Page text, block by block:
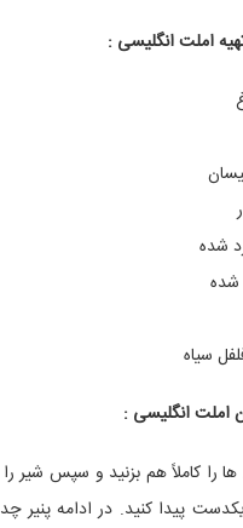
املت انگلیسی :
شده
شده
سیاه
املت انگلیسی :
را کاملاً هم بزنید و سپس شیر
یکدست پیدا کنید. در ادامه پنیر